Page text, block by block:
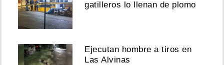
gatilleros lo llenan de plomo
Ejecutan hombre a tiros en
Las Alvinas